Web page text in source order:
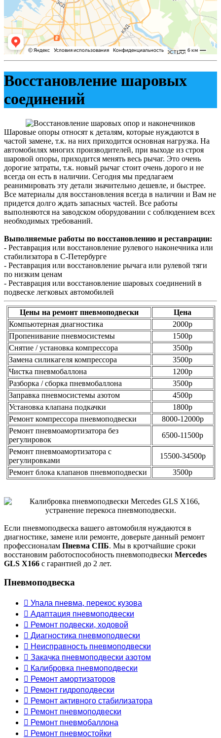
Восстановление шаровых
соединений
Шаровые опоры относят к деталям, которые нуждаются в
частой замене, т.к. на них приходится основная нагрузка. На
автомобилях многих производителей, при выходе из строя
шаровой опоры, приходится менять весь рычаг. Это очень
дорогие затраты, т.к. новый рычаг стоит очень дорого и не
всегда он есть в наличии. Сегодня мы предлагаем
реанимировать эту детали значительно дешевле, и быстрее.
Все материалы для восстановления всегда в наличии и Вам не
придется долго ждать запасных частей. Все работы
выполняются на заводском оборудовании с соблюдением всех
необходимых требований.
Выполняемые работы по восстановлению и реставрации:
- Реставрация или восстановление рулевого наконечника или
стабилизатора в С-Петербурге
- Реставрация или восстановление рычага или рулевой тяги
по низким ценам
- Реставрация или восстановление шаровых соединений в
подвеске легковых автомобилей
Цены на ремонт пневмоподвески
Цена
Компьютерная диагностика
2000р
Пропенивание пневмосистемы
1500р
Снятие / установка компрессора
3500р
Замена силикагеля компрессора
3500р
Чистка пневмобаллона
1200р
Разборка / сборка пневмобаллона
3500р
Заправка пневмосистемы азотом
4500р
Установка клапана подкачки
1800р
Ремонт компрессора пневмоподвески
8000-12000р
Ремонт пневмоамортизатора без
регулировок
6500-11500р
Ремонт пневмоамортизатора с
регулировками
15500-34500р
Ремонт блока клапанов пневмоподвески
3500р
Если пневмоподвеска вашего автомобиля нуждаются в
диагностике, замене или ремонте, доверьте данный ремонт
профессионалам Пневма СПБ. Мы в кротчайшие сроки
восстановим работоспособность пневмоподвески Mercedes
GLS X166 с гарантией до 2 лет.
Пневмоподвеска
 Упала пневма, перекос кузова
 Адаптация пневмоподвески
 Ремонт подвески, ходовой
 Диагностика пневмоподвески
 Неисправность пневмоподвески
 Закачка пневмоподвески азотом
 Калибровка пневмоподвески
 Ремонт амортизаторов
 Ремонт гидроподвески
 Ремонт активного стабилизатора
 Ремонт пневмоподвески
 Ремонт пневмобаллона
 Ремонт пневмостойки